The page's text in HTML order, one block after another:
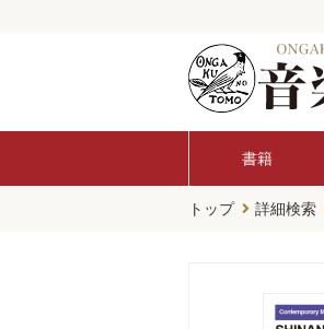
書籍
トップ 詳細検索